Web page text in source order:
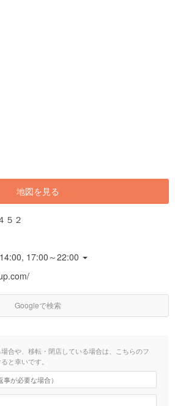
地図を見る
５２
17:00～22:00
Googleで検索
合や、移転・閉店している場合は、こちらのフ
と幸いです。